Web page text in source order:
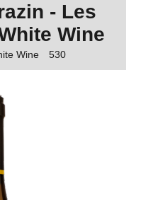
- Les
Wine
Wine 530